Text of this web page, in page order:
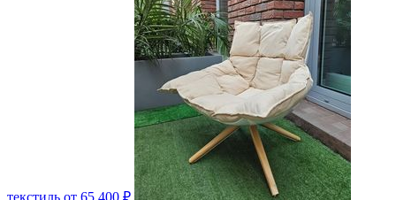
текстиль от 65 400 ₽